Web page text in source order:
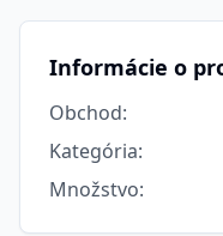
Informácie o
Obchod:
Kategória:
Množstvo: